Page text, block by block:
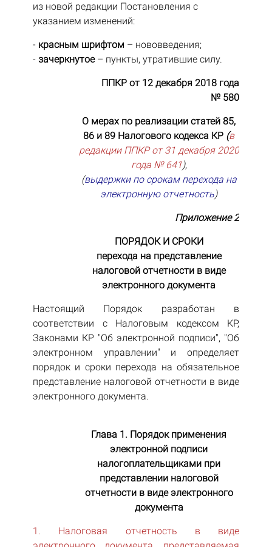
из новой редакции Постановления с
указанием изменений:
- красным шрифтом – нововведения;
- зачеркнутое– пункты, утратившие силу.
ППКР от 12 декабря 2018 года
№ 580
О мерах по реализации статей 85,
86 и 89 Налогового кодекса КР (в
редакции ППКР от 31 декабря 2020
года № 641),
(выдержки по срокам перехода на
электронную отчетность)
Приложение 2
ПОРЯДОК И СРОКИ
перехода на представление
налоговой отчетности в виде
электронного документа
Настоящий Порядок разработан в
соответствии с Налоговым кодексом КР,
Законами КР "Об электронной подписи", "Об
электронном управлении" и определяет
порядок и сроки перехода на обязательное
представление налоговой отчетности в виде
электронного документа.
Глава 1. Порядок применения
электронной подписи
налогоплательщиками при
представлении налоговой
отчетности в виде электронного
документа
1. Налоговая отчетность в виде